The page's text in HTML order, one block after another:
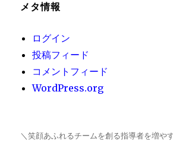
メタ情報
ログイン
投稿フィード
コメントフィード
WordPress.org
＼笑顔あふれるチームを創る指導者を増